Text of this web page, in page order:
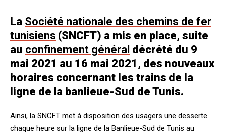
La Société nationale des chemins de fer
tunisiens (SNCFT) a mis en place, suite
au confinement général décrété du 9
mai 2021 au 16 mai 2021, des nouveaux
horaires concernant les trains de la
ligne de la banlieue-Sud de Tunis.
Ainsi, la SNCFT met à disposition des usagers une desserte
chaque heure sur la ligne de la Banlieue-Sud de Tunis au